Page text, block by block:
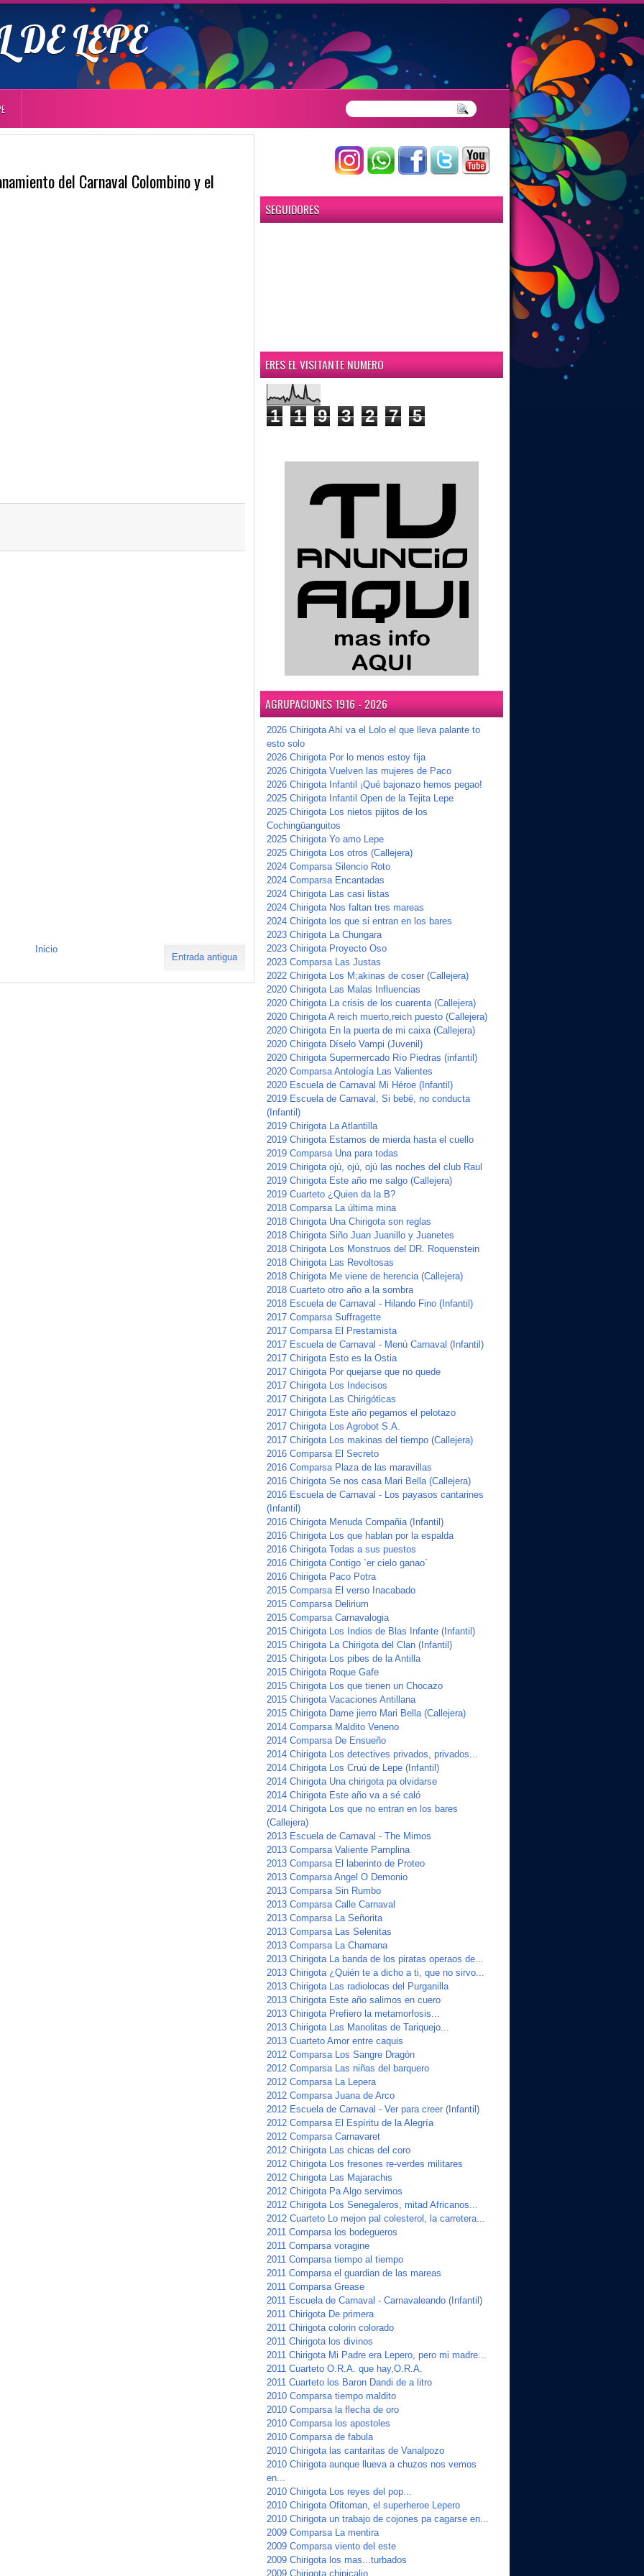
LEPE
del Carnaval Colombino y el
Entrada antigua
Inicio
SEGUIDORES
ERES EL VISITANTE NUMERO
1 1 9 3 2 7 5
AGRUPACIONES 1916 - 2026
2026 Chirigota Ahí va el Lolo el que lleva palante to
esto solo
2026 Chirigota Por lo menos estoy fija
2026 Chirigota Vuelven las mujeres de Paco
2026 Chirigota Infantil ¡Qué bajonazo hemos pegao!
2025 Chirigota Infantil Open de la Tejita Lepe
2025 Chirigota Los nietos pijitos de los
Cochingüanguitos
2025 Chirigota Yo amo Lepe
2025 Chirigota Los otros (Callejera)
2024 Comparsa Silencio Roto
2024 Comparsa Encantadas
2024 Chirigota Las casi listas
2024 Chirigota Nos faltan tres mareas
2024 Chirigota los que si entran en los bares
2023 Chirigota La Chungara
2023 Chirigota Proyecto Oso
2023 Comparsa Las Justas
2022 Chirigota Los M;akinas de coser (Callejera)
2020 Chirigota Las Malas Influencias
2020 Chirigota La crisis de los cuarenta (Callejera)
2020 Chirigota A reich muerto,reich puesto (Callejera)
2020 Chirigota En la puerta de mi caixa (Callejera)
2020 Chirigota Díselo Vampi (Juvenil)
2020 Chirigota Supermercado Río Piedras (infantil)
2020 Comparsa Antología Las Valientes
2020 Escuela de Carnaval Mi Héroe (Infantil)
2019 Escuela de Carnaval, Si bebé, no conducta
(Infantil)
2019 Chirigota La Atlantilla
2019 Chirigota Estamos de mierda hasta el cuello
2019 Comparsa Una para todas
2019 Chirigota ojú, ojú, ojú las noches del club Raul
2019 Chirigota Este año me salgo (Callejera)
2019 Cuarteto ¿Quien da la B?
2018 Comparsa La última mina
2018 Chirigota Una Chirigota son reglas
2018 Chirigota Siño Juan Juanillo y Juanetes
2018 Chirigota Los Monstruos del DR. Roquenstein
2018 Chirigota Las Revoltosas
2018 Chirigota Me viene de herencia (Callejera)
2018 Cuarteto otro año a la sombra
2018 Escuela de Carnaval - Hilando Fino (Infantil)
2017 Comparsa Suffragette
2017 Comparsa El Prestamista
2017 Escuela de Carnaval - Menú Carnaval (Infantil)
2017 Chirigota Esto es la Ostia
2017 Chirigota Por quejarse que no quede
2017 Chirigota Los Indecisos
2017 Chirigota Las Chirigóticas
2017 Chirigota Este año pegamos el pelotazo
2017 Chirigota Los Agrobot S.A.
2017 Chirigota Los makinas del tiempo (Callejera)
2016 Comparsa El Secreto
2016 Comparsa Plaza de las maravillas
2016 Chirigota Se nos casa Mari Bella (Callejera)
2016 Escuela de Carnaval - Los payasos cantarines
(Infantil)
2016 Chirigota Menuda Compañia (Infantil)
2016 Chirigota Los que hablan por la espalda
2016 Chirigota Todas a sus puestos
2016 Chirigota Contigo `er cielo ganao´
2016 Chirigota Paco Potra
2015 Comparsa El verso Inacabado
2015 Comparsa Delirium
2015 Comparsa Carnavalogia
2015 Chirigota Los Indios de Blas Infante (Infantil)
2015 Chirigota La Chirigota del Clan (Infantil)
2015 Chirigota Los pibes de la Antilla
2015 Chirigota Roque Gafe
2015 Chirigota Los que tienen un Chocazo
2015 Chirigota Vacaciones Antillana
2015 Chirigota Dame jierro Mari Bella (Callejera)
2014 Comparsa Maldito Veneno
2014 Comparsa De Ensueño
2014 Chirigota Los detectives privados, privados...
2014 Chirigota Los Cruú de Lepe (Infantil)
2014 Chirigota Una chirigota pa olvidarse
2014 Chirigota Este año va a sé caló
2014 Chirigota Los que no entran en los bares
(Callejera)
2013 Escuela de Carnaval - The Mimos
2013 Comparsa Valiente Pamplina
2013 Comparsa El laberinto de Proteo
2013 Comparsa Angel O Demonio
2013 Comparsa Sin Rumbo
2013 Comparsa Calle Carnaval
2013 Comparsa La Señorita
2013 Comparsa Las Selenitas
2013 Comparsa La Chamana
2013 Chirigota La banda de los piratas operaos de...
2013 Chirigota ¿Quién te a dicho a ti, que no sirvo...
2013 Chirigota Las radiolocas del Purganilla
2013 Chirigota Este año salimos en cuero
2013 Chirigota Prefiero la metamorfosis...
2013 Chirigota Las Manolitas de Tariquejo...
2013 Cuarteto Amor entre caquis
2012 Comparsa Los Sangre Dragón
2012 Comparsa Las niñas del barquero
2012 Comparsa La Lepera
2012 Comparsa Juana de Arco
2012 Escuela de Carnaval - Ver para creer (Infantil)
2012 Comparsa El Espíritu de la Alegría
2012 Comparsa Carnavaret
2012 Chirigota Las chicas del coro
2012 Chirigota Los fresones re-verdes militares
2012 Chirigota Las Majarachis
2012 Chirigota Pa Algo servimos
2012 Chirigota Los Senegaleros, mitad Africanos...
2012 Cuarteto Lo mejon pal colesterol, la carretera...
2011 Comparsa los bodegueros
2011 Comparsa voragine
2011 Comparsa tiempo al tiempo
2011 Comparsa el guardian de las mareas
2011 Comparsa Grease
2011 Escuela de Carnaval - Carnavaleando (Infantil)
2011 Chirigota De primera
2011 Chirigota colorin colorado
2011 Chirigota los divinos
2011 Chirigota Mi Padre era Lepero, pero mi madre...
2011 Cuarteto O.R.A. que hay,O.R.A.
2011 Cuarteto los Baron Dandi de a litro
2010 Comparsa tiempo maldito
2010 Comparsa la flecha de oro
2010 Comparsa los apostoles
2010 Comparsa de fabula
2010 Chirigota las cantaritas de Vanalpozo
2010 Chirigota aunque llueva a chuzos nos vemos
en...
2010 Chirigota Los reyes del pop...
2010 Chirigota Ofitoman, el superheroe Lepero
2010 Chirigota un trabajo de cojones pa cagarse en...
2009 Comparsa La mentira
2009 Comparsa viento del este
2009 Chirigota los mas...turbados
2009 Chirigota chipicalio